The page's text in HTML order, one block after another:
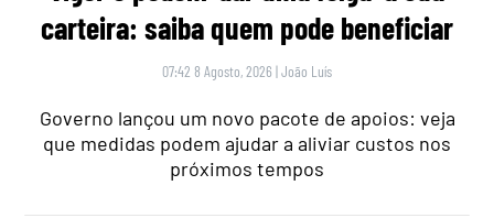
carteira: saiba quem pode beneficiar
07:42 8 Agosto, 2026 |João Luís
Governo lançou um novo pacote de apoios: veja
que medidas podem ajudar a aliviar custos nos
próximos tempos